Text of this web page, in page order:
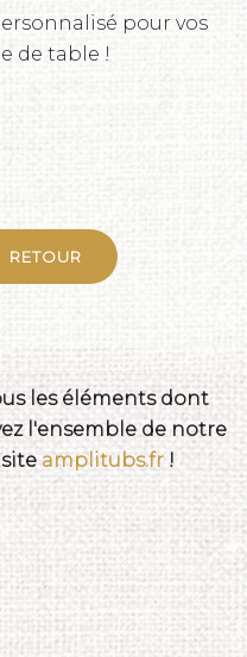
pour vos
de table !
RETOUR
les éléments dont
l'ensemble de notre
amplitubs.fr !